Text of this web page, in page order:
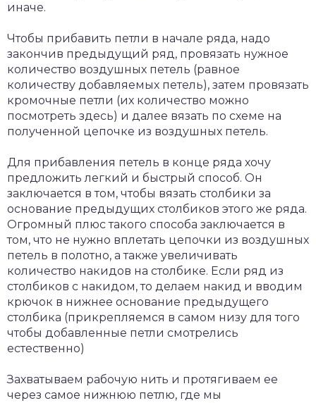
иначе.
Чтобы прибавить петли в начале ряда, надо
закончив предыдущий ряд, провязать нужное
количество воздушных петель (равное
количеству добавляемых петель), затем провязать
кромочные петли (их количество можно
посмотреть здесь) и далее вязать по схеме на
полученной цепочке из воздушных петель.
Для прибавления петель в конце ряда хочу
предложить легкий и быстрый способ. Он
заключается в том, чтобы вязать столбики за
основание предыдущих столбиков этого же ряда.
Огромный плюс такого способа заключается в
том, что не нужно вплетать цепочки из воздушных
петель в полотно, а также увеличивать
количество накидов на столбике. Если ряд из
столбиков с накидом, то делаем накид и вводим
крючок в нижнее основание предыдущего
столбика (прикрепляемся в самом низу для того
чтобы добавленные петли смотрелись
естественно)
Захватываем рабочую нить и протягиваем ее
через самое нижнюю петлю, где мы